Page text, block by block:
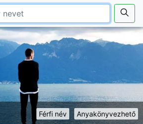
Anyakönyvezhető
Férfi név